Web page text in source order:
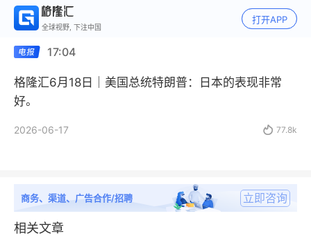
全球视野, 下注中国
打开APP
17:04
格隆汇6月18日｜美国总统特朗普：日本的表现非常
好。
2026-06-17  77.8k
商务、渠道、广告合作/招聘 立即咨询
相关文章